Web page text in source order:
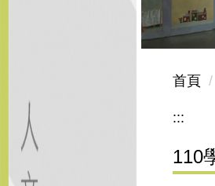
首頁
:::
110